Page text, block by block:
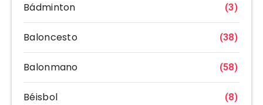
Bádminton (3)
Baloncesto (38)
Balonmano (58)
Béisbol (8)